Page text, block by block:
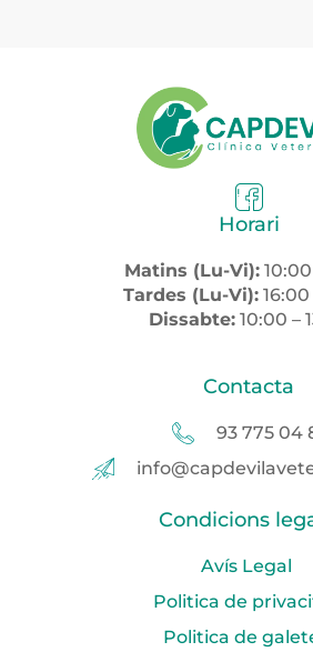
Horari
Matins (Lu-Vi): 10:00
Tardes (Lu-Vi): 16:00
Dissabte: 10:00 –
Contacta
93 775 04
Condicions
Avís Legal
Politica de
Politica de